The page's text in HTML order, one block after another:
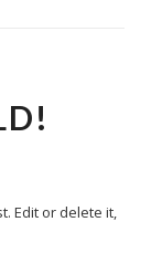
Edit or delete it,